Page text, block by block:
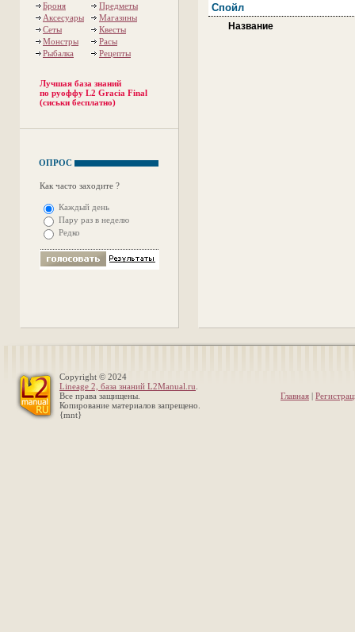
Броня
Предметы
Аксесуары
Магазины
Сеты
Квесты
Монстры
Расы
Рыбалка
Рецепты
Лучшая база знаний
по руоффу L2 Gracia Final
(сиськи бесплатно)
ОПРОС
Как часто заходите ?
Каждый день
Пару раз в неделю
Редко
Спойл
Название
Copyright © 2024
Lineage 2, база знаний L2Manual.ru
Все права защищены.
Копирование материалов запрещено.
{mnt}
Главная |